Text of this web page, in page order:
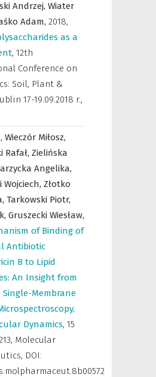
Andrzej, Wiater
Adam, 2018,
as a
, 12th
Conference on
Soil, Plant &
17-19.09.2018 r.,
Wieczór Miłosz,
Rafał, Zielińska
Angelika,
Wojciech, Złotko
Tarkowski Piotr,
Gruszecki Wiesław,
of Binding of
Antibiotic
B to Lipid
An Insight from
Single-Membrane
Dynamics, 15
, Molecular
, DOI: